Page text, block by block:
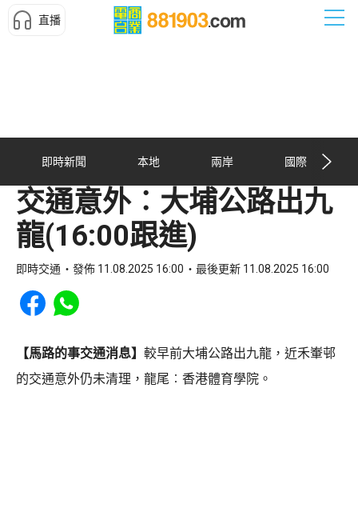
直播
即時新聞 本地 兩岸 國際
交通意外︰大埔公路出九
龍(16:00跟進)
即時交通 發佈 11.08.2025 16:00 最後更新 11.08.2025 16:00
Share to Facebook
Share to WhatsApp
【馬路的事交通消息】 較早前大埔公路出九龍，近禾輋邨
的交通意外仍未清理，龍尾︰香港體育學院。